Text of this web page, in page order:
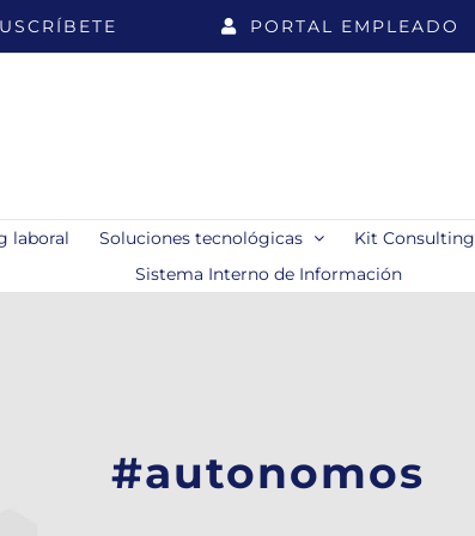
PORTAL EMPLEADO
laboral Soluciones tecnológicas Kit Consulting
Sistema Interno de Información
#autonomos